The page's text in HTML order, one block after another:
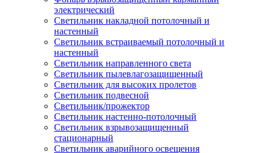
электрический
Светильник накладной потолочный и
настенный
Светильник встраиваемый потолочный и
настенный
Светильник направленного света
Светильник пылевлагозащищенный
Светильник для высоких пролетов
Светильник подвесной
Светильник/прожектор
Светильник настенно-потолочный
Светильник взрывозащищенный
стационарный
Светильник аварийного освещения